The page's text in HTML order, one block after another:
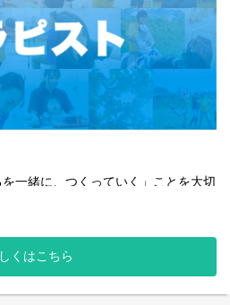
一緒に、つくっていく」ことを大切
心身障害児や医療的ケア児の支援を
、そして社会の「できる」を広げて
緒に働くスタッフ自身の「でき
います。
くはこちら